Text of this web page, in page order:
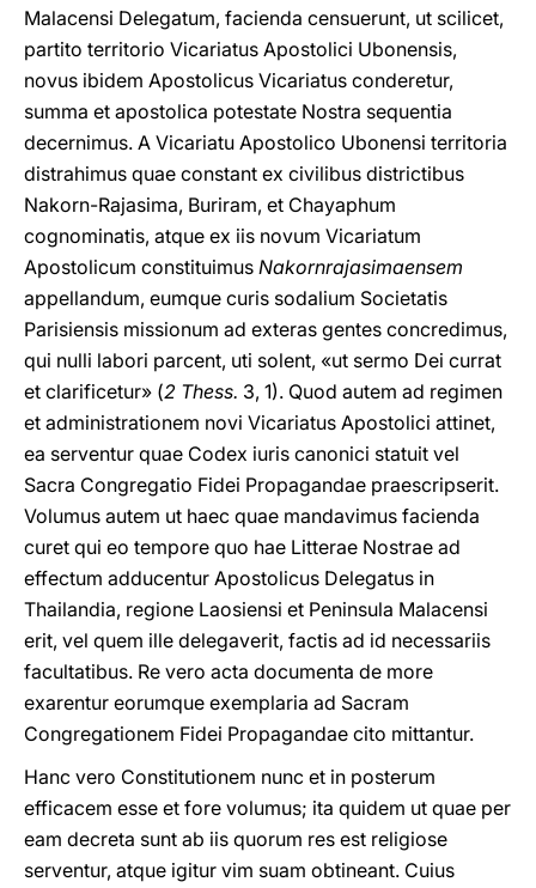
Malacensi Delegatum, facienda censuerunt, ut scilicet,
partito territorio Vicariatus Apostolici Ubonensis,
novus ibidem Apostolicus Vicariatus conderetur,
summa et apostolica potestate Nostra sequentia
decernimus. A Vicariatu Apostolico Ubonensi territoria
distrahimus quae constant ex civilibus districtibus
Nakorn-Rajasima, Buriram, et Chayaphum
cognominatis, atque ex iis novum Vicariatum
Apostolicum constituimus Nakornrajasimaensem
appellandum, eumque curis sodalium Societatis
Parisiensis missionum ad exteras gentes concredimus,
qui nulli labori parcent, uti solent, «ut sermo Dei currat
et clarificetur» (2 Thess. 3, 1). Quod autem ad regimen
et administrationem novi Vicariatus Apostolici attinet,
ea serventur quae Codex iuris canonici statuit vel
Sacra Congregatio Fidei Propagandae praescripserit.
Volumus autem ut haec quae mandavimus facienda
curet qui eo tempore quo hae Litterae Nostrae ad
effectum adducentur Apostolicus Delegatus in
Thailandia, regione Laosiensi et Peninsula Malacensi
erit, vel quem ille delegaverit, factis ad id necessariis
facultatibus. Re vero acta documenta de more
exarentur eorumque exemplaria ad Sacram
Congregationem Fidei Propagandae cito mittantur.
Hanc vero Constitutionem nunc et in posterum
efficacem esse et fore volumus; ita quidem ut quae per
eam decreta sunt ab iis quorum res est religiose
serventur, atque igitur vim suam obtineant. Cuius